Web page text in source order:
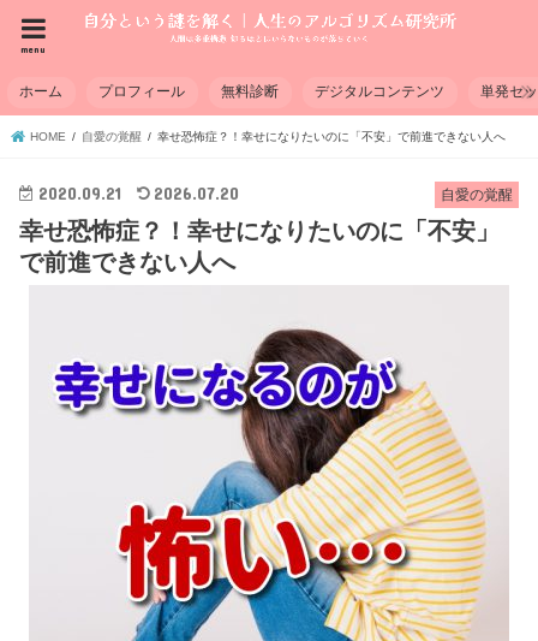
menu
ホーム プロフィール 無料診断 デジタルコンテンツ 単発セ
HOME 自愛の覚醒 幸せ恐怖症？！幸せになりたいのに「不安」で前進できない人へ
自愛の覚醒
2020.09.21 2026.07.20
幸せ恐怖症？！幸せになりたいのに「不安」
で前進できない人へ